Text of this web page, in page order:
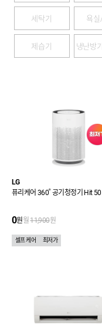
세탁기 욕실
제습기 냉난방
커
3일
일시불 상품관
LG
퓨리케어 360˚ 공기청정기 Hit 50
0원월11,900원
셀프 케어 최저가